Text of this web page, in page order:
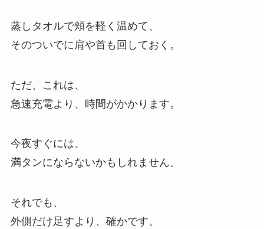
蒸しタオルで頬を軽く温めて、
そのついでに肩や首も回しておく。
ただ、これは、
急速充電より、時間がかかります。
今夜すぐには、
満タンにならないかもしれません。
それでも、
外側だけ足すより、確かです。